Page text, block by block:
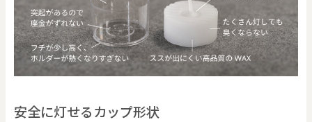
安全に灯せるカップ形状